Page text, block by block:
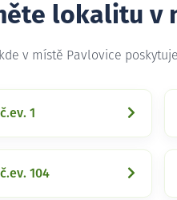
lokalitu v
v místě Pavlovice
1
104